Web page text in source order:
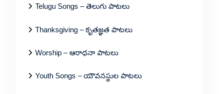
Telugu Songs – తెలుగు పాటలు
Thanksgiving – కృతజ్ఞత పాటలు
Worship – ఆరాధనా పాటలు
Youth Songs – యౌవనస్థుల పాటలు